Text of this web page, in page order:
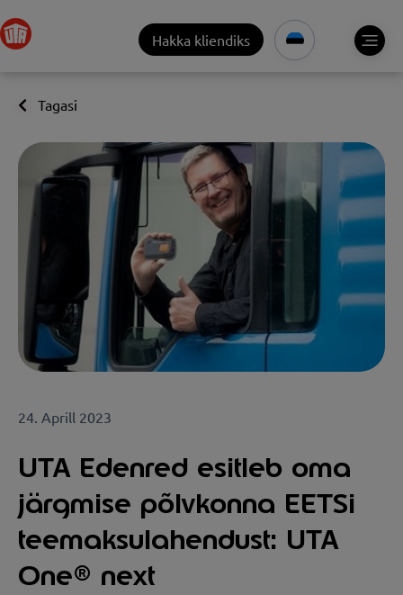
Hakka kliendiks
Tagasi
24. Aprill 2023
UTA Edenred esitleb oma
järgmise põlvkonna EETSi
teemaksulahendust: UTA
One® next